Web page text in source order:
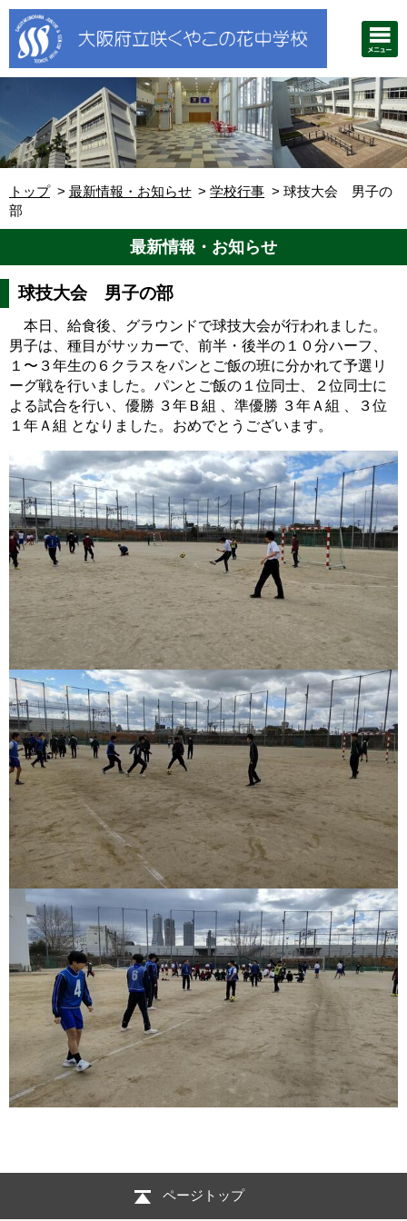
トップ 最新情報・お知らせ 学校行事
球技大会 男子の
部
最新情報・お知らせ
球技大会 男子の部
本日、給食後、グラウンドで球技大会が行われました。
男子は、種目がサッカーで、前半・後半の１０分ハーフ、
１〜３年生の６クラスをパンとご飯の班に分かれて予選リ
ーグ戦を行いました。パンとご飯の１位同士、２位同士に
よる試合を行い、優勝 ３年Ｂ組 、準優勝 ３年Ａ組 、３位
１年Ａ組 となりました。おめでとうございます。
ページトップ